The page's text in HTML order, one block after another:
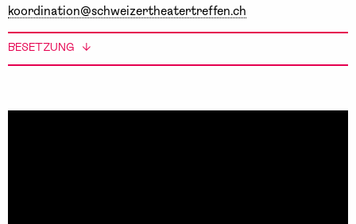
koordination@schweizertheatertreffen.ch
BESETZUNG